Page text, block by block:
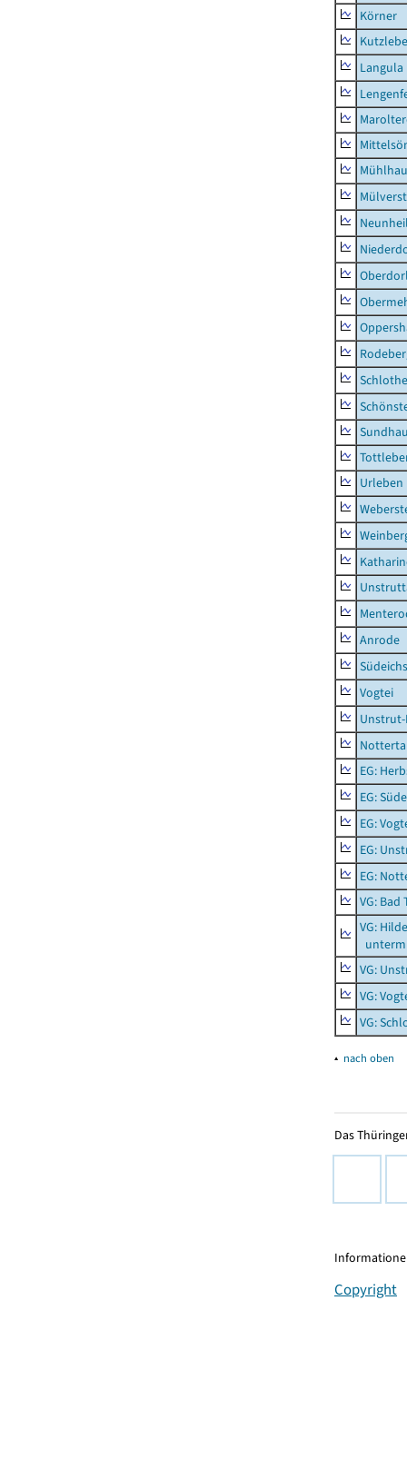
Körner
Langula
Urleben
Anrode
Vogtei
EG:
EG:
EG:
EG:
EG:
VG: Bad
VG:
VG:
VG:
VG:
▴ nach oben
Das
Copyright